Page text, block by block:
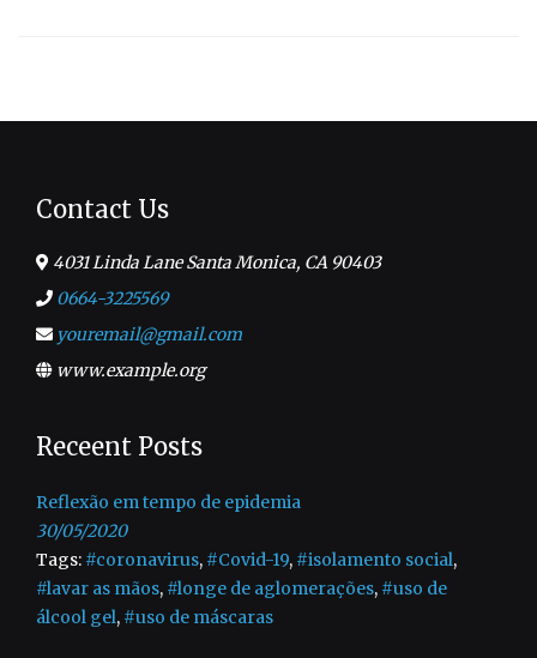
Contact Us
4031 Linda Lane Santa Monica, CA 90403
0664-3225569
youremail@gmail.com
www.example.org
Receent Posts
Reflexão em tempo de epidemia
30/05/2020
Tags: #coronavirus, #Covid-19, #isolamento social,
#lavar as mãos, #longe de aglomerações, #uso de
álcool gel, #uso de máscaras